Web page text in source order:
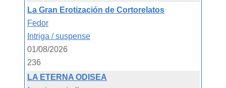
La Gran Erotización de Cortorelatos
Fedor
Intriga / suspense
01/08/2026
236
LA ETERNA ODISEA